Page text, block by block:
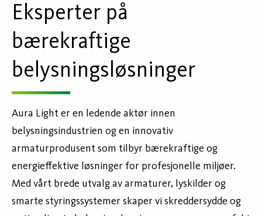
Eksperter på
bærekraftige
belysningsløsninger
Aura Light er en ledende aktør innen
belysningsindustrien og en innovativ
armaturprodusent som tilbyr bærekraftige og
energieffektive løsninger for profesjonelle miljøer.
Med vårt brede utvalg av armaturer, lyskilder og
smarte styringssystemer skaper vi skreddersydde og